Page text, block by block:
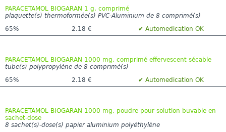
PARACETAMOL BIOGARAN 1 g, comprimé
plaquette(s) thermoformée(s) PVC-Aluminium de 8 comprimé(s)
65%
2.18 € ✔ Automedication OK
PARACETAMOL BIOGARAN 1000 mg, comprimé effervescent sécable
tube(s) polypropylène de 8 comprimé(s)
65%
2.18 € ✔ Automedication OK
PARACETAMOL BIOGARAN 1000 mg, poudre pour solution buvable en
sachet-dose
8 sachet(s)-dose(s) papier aluminium polyéthylène